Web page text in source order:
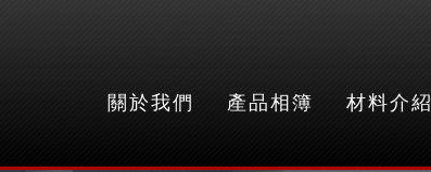
關於我們 產品相簿 材料介紹